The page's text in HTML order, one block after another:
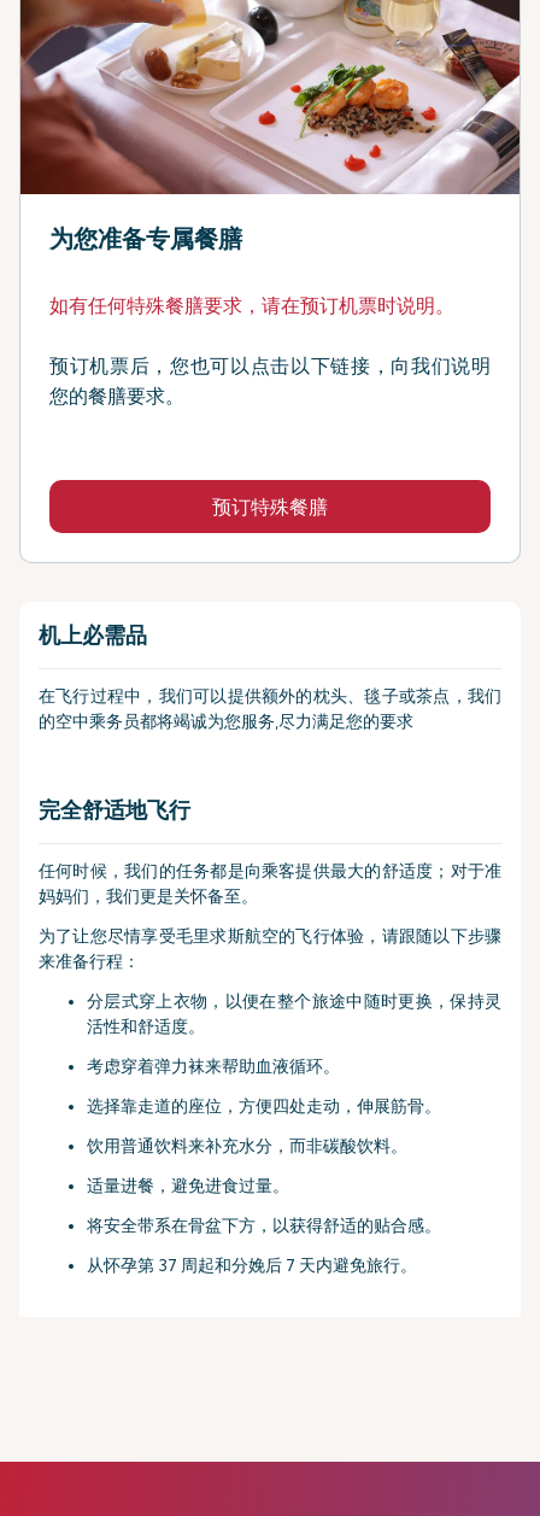
为您准备专属餐膳
如有任何特殊餐膳要求，请在预订机票时说明。
预订机票后，您也可以点击以下链接，向我们说明
您的餐膳要求。
预订特殊餐膳
机上必需品
在飞行过程中，我们可以提供额外的枕头、毯子或茶点，我们
的空中乘务员都将竭诚为您服务,尽力满足您的要求
完全舒适地飞行
任何时候，我们的任务都是向乘客提供最大的舒适度；对于准
妈妈们，我们更是关怀备至。
为了让您尽情享受毛里求斯航空的飞行体验，请跟随以下步骤
来准备行程：
分层式穿上衣物，以便在整个旅途中随时更换，保持灵
活性和舒适度。
考虑穿着弹力袜来帮助血液循环。
选择靠走道的座位，方便四处走动，伸展筋骨。
饮用普通饮料来补充水分，而非碳酸饮料。
适量进餐，避免进食过量。
将安全带系在骨盆下方，以获得舒适的贴合感。
从怀孕第 37 周起和分娩后 7 天内避免旅行。